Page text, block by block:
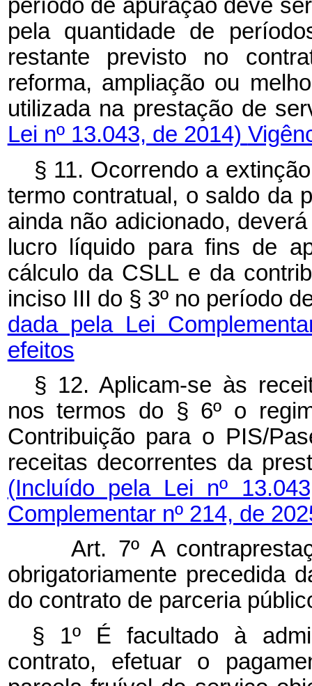
período de apuração deve
pela quantidade de
restante previsto no
reforma, ampliação ou
utilizada na prestação
Lei nº 13.043, de 2014)
§ 11. Ocorrendo a
termo contratual, o saldo da
ainda não adicionado,
lucro líquido para fins de
cálculo da CSLL e da
inciso III do § 3º no
dada pela Lei
efeitos
§ 12. Aplicam-se às
nos termos do § 6º o
Contribuição para o PIS/
receitas decorrentes da
(Incluído pela Lei nº
Complementar nº 214, de
Art. 7º A
obrigatoriamente precedida
do contrato de parceria
§ 1º É facultado à
contrato, efetuar o